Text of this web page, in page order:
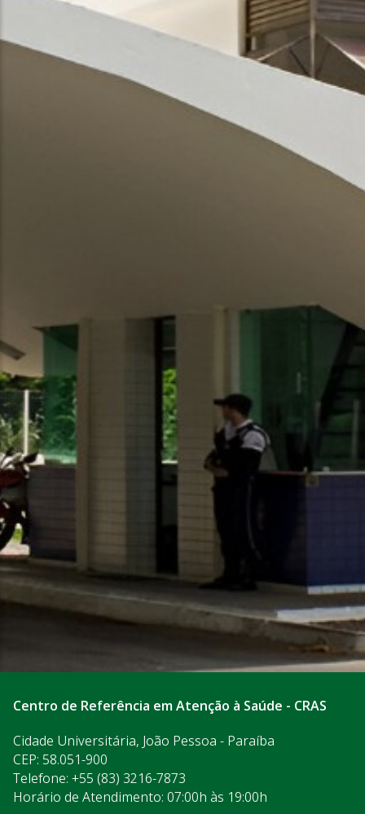
Centro de Referência em Atenção à Saúde - CRAS
Cidade Universitária, João Pessoa - Paraíba
CEP: 58.051-900
Telefone: +55 (83) 3216-7873
Horário de Atendimento: 07:00h às 19:00h